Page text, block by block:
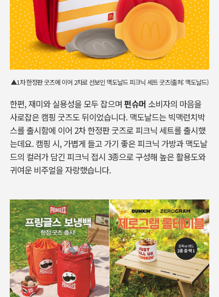
▲1차 한정판 굿즈에 이어 2차로 선보인 맥도날드 피크닉 세트 굿즈(출처: 맥도날드)
한편, 재미와 실용성을 모두 잡으며 펀슈머 소비자의 마음을
사로잡은 캠핑 굿즈도 뒤이었습니다. 맥도날드는 빅맥런치박
스를 출시함에 이어 2차 한정판 굿즈로 피크닉 세트를 출시했
는데요. 캠핑 시, 가볍게 들고 가기 좋은 피크닉 가방과 맥도날
드의 컬러가 담긴 피크닉 접시 3종으로 구성해 높은 활용도와
귀여운 비주얼을 자랑했습니다.